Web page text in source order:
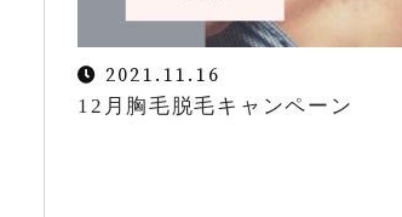
2021.11.16
12月胸毛脱毛キャンペーン